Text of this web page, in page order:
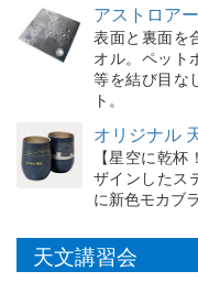
アストロア
表面と裏面を
オル。ペット
等を結び目な
ト。
オリジナル
【星空に乾
ザインしたス
に新色モカブ
天文講習会